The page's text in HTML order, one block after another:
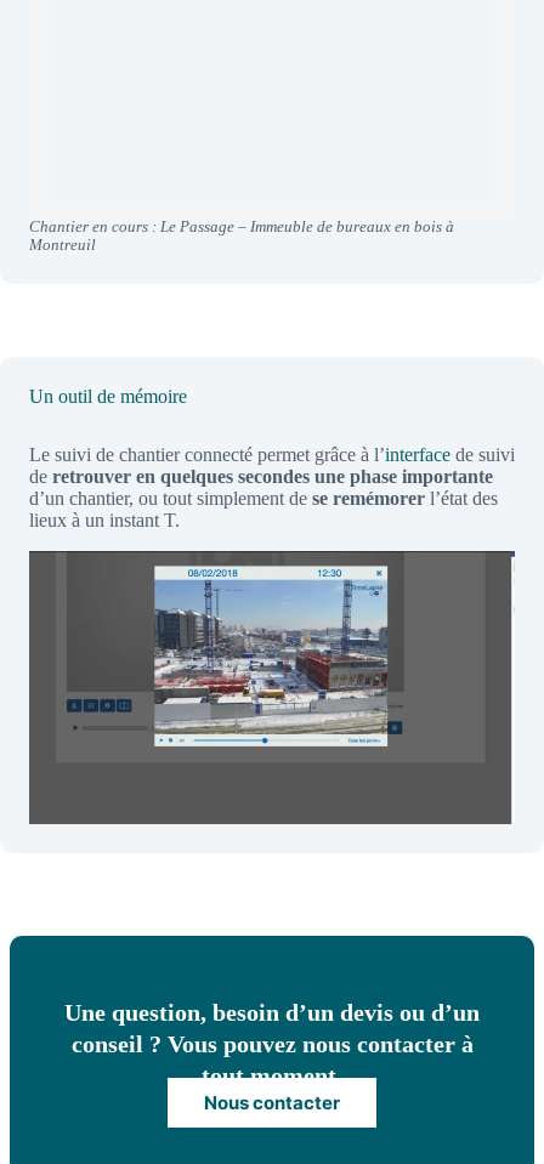
Chantier en cours : Le Passage – Immeuble de bureaux en bois à
Montreuil
Un outil de mémoire
Le suivi de chantier connecté permet grâce à l’interface de suivi
de retrouver en quelques secondes une phase importante
d’un chantier, ou tout simplement de se remémorer l’état des
lieux à un instant T.
Une question, besoin d’un devis ou d’un
conseil ? Vous pouvez nous contacter à
tout moment.
Nous contacter